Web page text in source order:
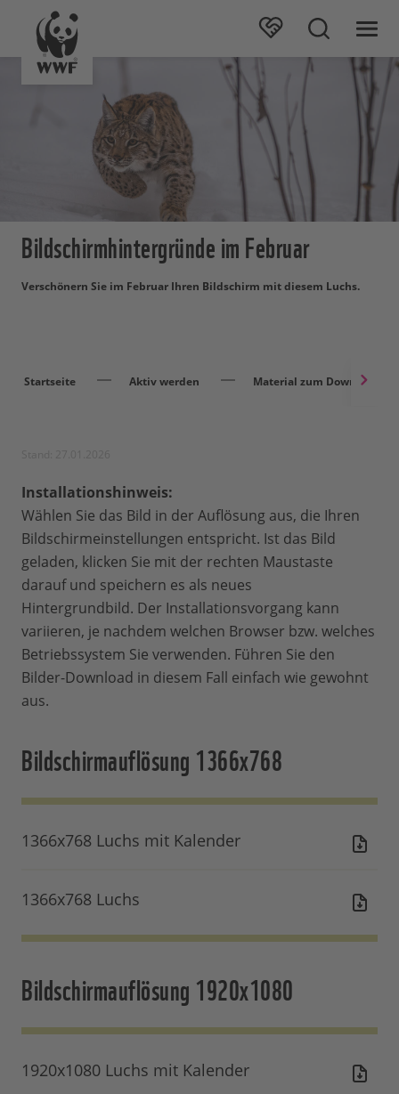
Bildschirmhintergründe im Februar
Verschönern Sie im Februar Ihren Bildschirm mit diesem Luchs.
Startseite Aktiv werden Material zum Download
Installationshinweis:
Wählen Sie das Bild in der Auflösung aus, die Ihren
Bildschirmeinstellungen entspricht. Ist das Bild
geladen, klicken Sie mit der rechten Maustaste
darauf und speichern es als neues
Hintergrundbild. Der Installationsvorgang kann
variieren, je nachdem welchen Browser bzw. welches
Betriebssystem Sie verwenden. Führen Sie den
Bilder-Download in diesem Fall einfach wie gewohnt
aus.
Bildschirmauflösung 1366x768
1366x768 Luchs mit Kalender
1366x768 Luchs
Bildschirmauflösung 1920x1080
1920x1080 Luchs mit Kalender